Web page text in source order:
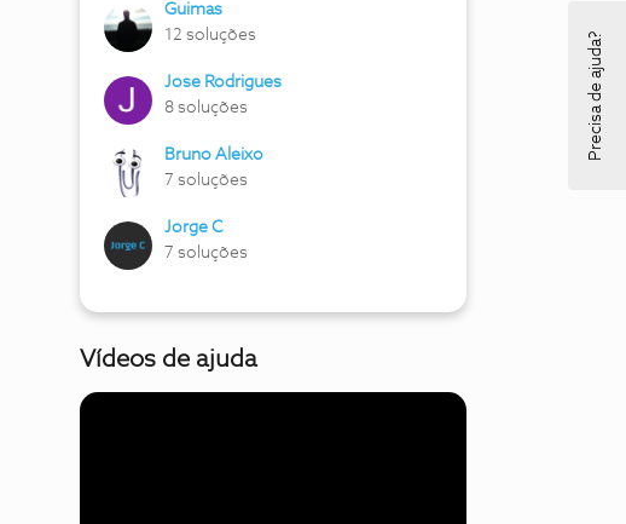
Guimas
12 soluções
Jose Rodrigues
8 soluções
Bruno Aleixo
7 soluções
Jorge C
7 soluções
Vídeos de ajuda
Precisa de ajuda?